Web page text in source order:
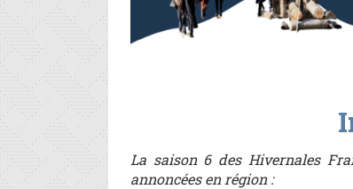
La saison 6 des Hivernales
annoncées en région :